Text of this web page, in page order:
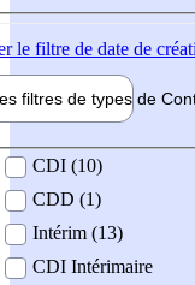
le filtre de date de
filtres de types de
contrat
CDI (10)
CDD (1)
Intérim (13)
CDI Intérimaire